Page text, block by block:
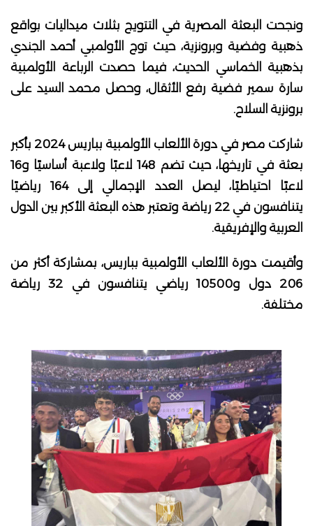
ونجحت البعثة المصرية في التتويج بثلاث ميداليات بواقع
ذهبية وفضية وبرونزية، حيث توج الأولمبي أحمد الجندي
بذهبية الخماسي الحديث، فيما حصدت الرباعة الأولمبية
سارة سمير فضية رفع الأثقال، وحصل محمد السيد على
برونزية السلاح.
شاركت مصر في دورة الألعاب الأولمبية بباريس 2024 بأكبر
بعثة في تاريخها، حيث تضم 148 لاعبًا ولاعبة أساسيًا و16
لاعبًا احتياطيًا، ليصل العدد الإجمالي إلى 164 رياضيًا
يتنافسون في 22 رياضة وتعتبر هذه البعثة الأكبر بين الدول
العربية والإفريقية.
وأقيمت دورة الألعاب الأولمبية بباريس، بمشاركة أكثر من
206 دول و10500 رياضي يتنافسون في 32 رياضة
مختلفة.